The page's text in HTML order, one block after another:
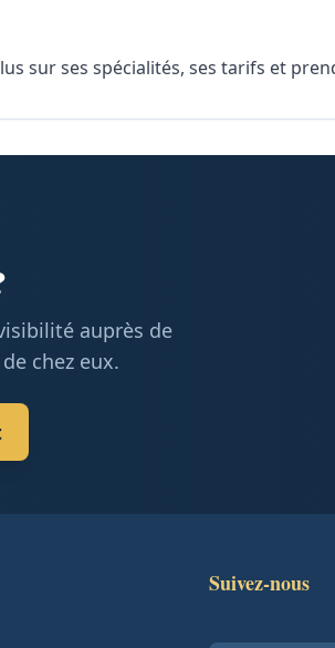
sur ses spécialités, ses tarifs et
auprès de
chez eux.
Suivez-nous